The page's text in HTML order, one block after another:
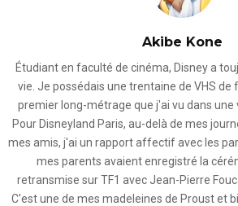
Akibe Kone
Étudiant en faculté de cinéma, Disney a
vie. Je possédais une trentaine de VHS de
premier long-métrage que j'ai vu dans une
Pour Disneyland Paris, au-delà de mes
mes amis, j'ai un rapport affectif avec les
mes parents avaient enregistré la
retransmise sur TF1 avec Jean-Pierre
C'est une de mes madeleines de Proust et